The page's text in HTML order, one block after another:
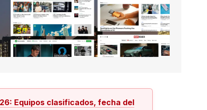
Equipos clasificados, fecha del